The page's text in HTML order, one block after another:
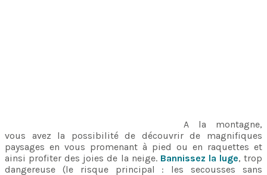
A la montagne,
vous avez la possibilité de découvrir de magnifiques
paysages en vous promenant à pied ou en raquettes et
ainsi profiter des joies de la neige. Bannissez la luge, trop
dangereuse (le risque principal : les secousses sans